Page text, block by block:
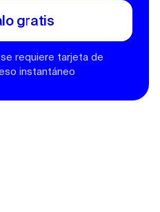
gratis
requiere tarjeta de
instantáneo